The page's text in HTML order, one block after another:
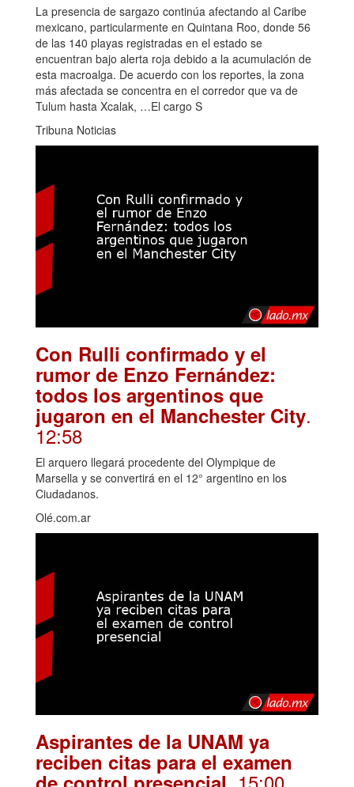
La presencia de sargazo continúa afectando al Caribe
mexicano, particularmente en Quintana Roo, donde 56
de las 140 playas registradas en el estado se
encuentran bajo alerta roja debido a la acumulación de
esta macroalga. De acuerdo con los reportes, la zona
más afectada se concentra en el corredor que va de
Tulum hasta Xcalak, …El cargo S
Tribuna Noticias
Con Rulli confirmado y el
rumor de Enzo Fernández:
todos los argentinos que
jugaron en el Manchester City.
12:58
El arquero llegará procedente del Olympique de
Marsella y se convertirá en el 12° argentino en los
Ciudadanos.
Olé.com.ar
Aspirantes de la UNAM ya
reciben citas para el examen